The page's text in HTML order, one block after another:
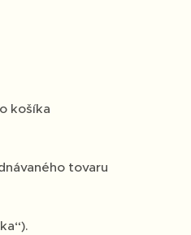
košíka
tovaru